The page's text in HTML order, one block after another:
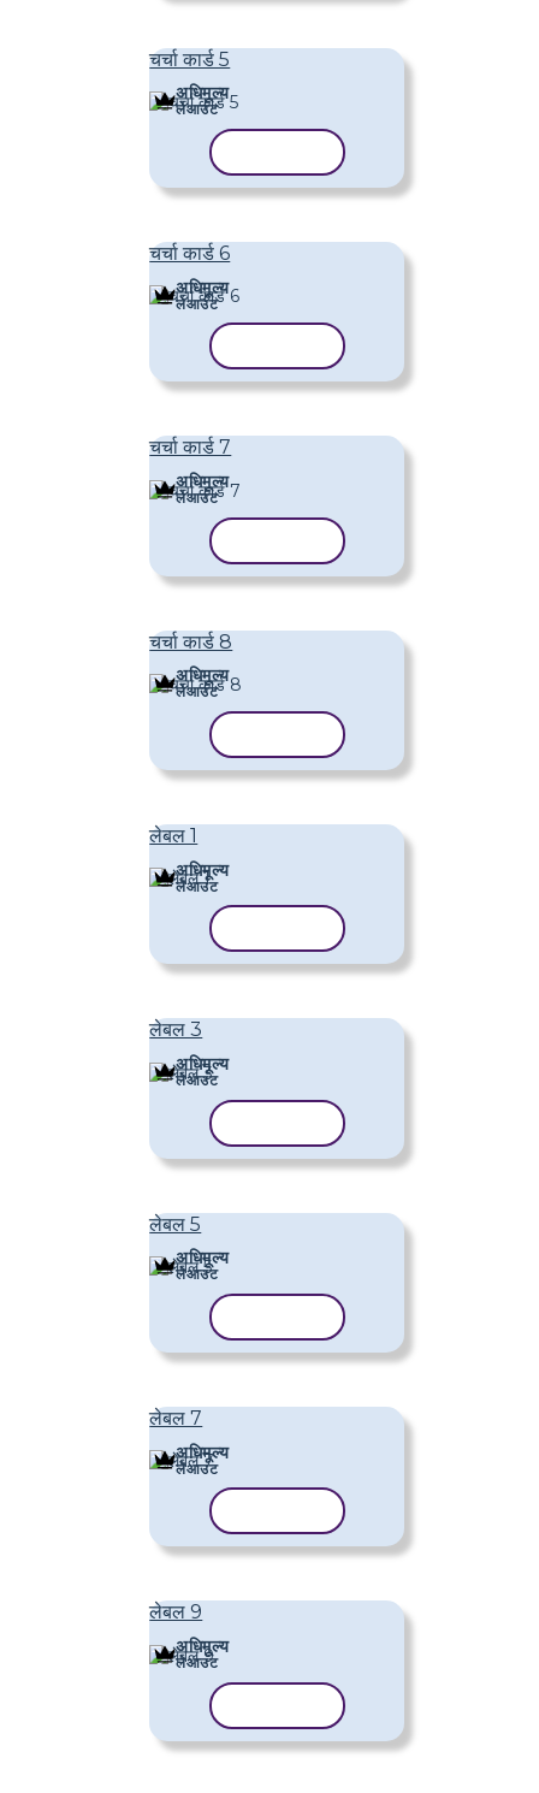
चर्चा कार्ड 5
अधिमूल्य
लेआउट
चर्चा कार्ड 6
अधिमूल्य
लेआउट
चर्चा कार्ड 7
अधिमूल्य
लेआउट
चर्चा कार्ड 8
अधिमूल्य
लेआउट
लेबल 1
अधिमूल्य
लेआउट
लेबल 3
अधिमूल्य
लेआउट
लेबल 5
अधिमूल्य
लेआउट
लेबल 7
अधिमूल्य
लेआउट
लेबल 9
अधिमूल्य
लेआउट